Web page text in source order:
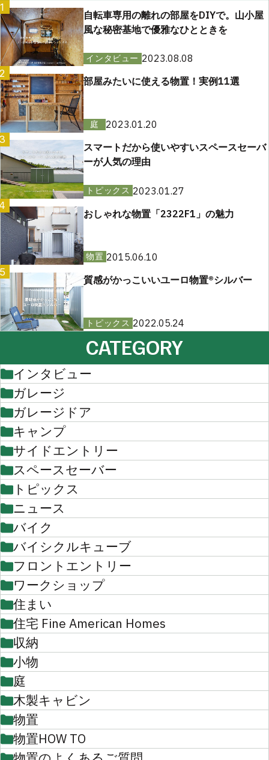
1
自転車専用の離れの部屋をDIYで。山小屋
風な秘密基地で優雅なひとときを
インタビュー 2023.08.08
2
部屋みたいに使える物置！実例11選
庭
2023.01.20
スマートだから使いやすいスペースセーバ
ーが人気の理由
トピックス 2023.01.27
おしゃれな物置「2322F1」の魅力
物置 2015.06.10
質感がかっこいいユーロ物置®︎シルバー
トピックス 2022.05.24
CATEGORY
インタビュー
ガレージ
ガレージドア
キャンプ
サイドエントリー
スペースセーバー
トピックス
ニュース
バイク
バイシクルキューブ
フロントエントリー
ワークショップ
住まい
住宅 Fine American Homes
収納
小物
庭
木製キャビン
物置
物置HOW TO